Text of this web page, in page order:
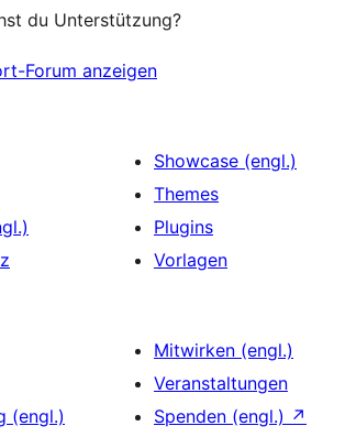
du Unterstützung?
Forum anzeigen
Showcase (engl.)
Themes
Plugins
Vorlagen
(engl.)
Mitwirken (engl.)
Veranstaltungen
Spenden (engl.) ↗